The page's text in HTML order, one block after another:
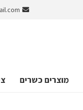
מוצרים כשרים